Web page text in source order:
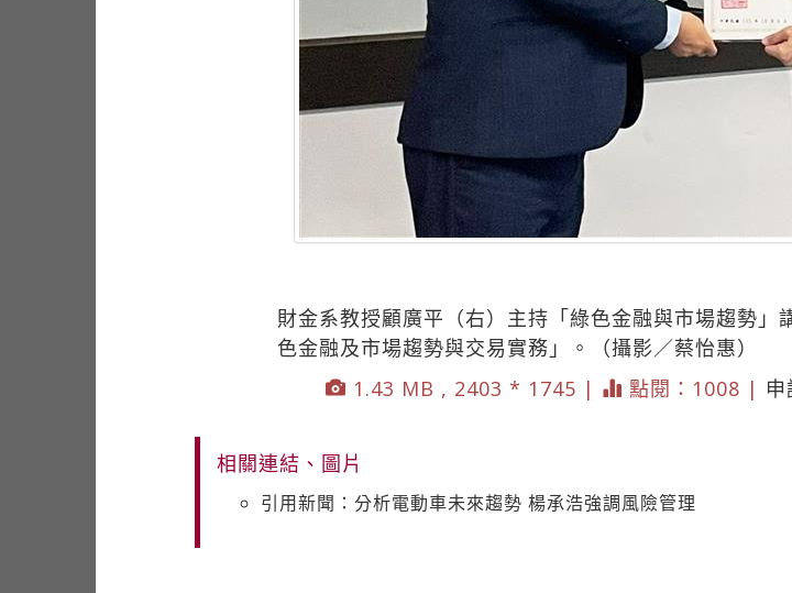
財金系教授顧廣平（右）主持「綠色金融與市場趨勢
色金融及市場趨勢與交易實務」。（攝影／蔡怡惠）
1.43 MB , 2403 * 1745 |
點閱：1008 | 申
相關連結、圖片
引用新聞：分析電動車未來趨勢 楊承浩強調風險管理